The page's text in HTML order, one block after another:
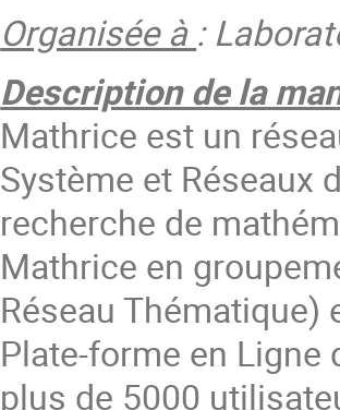
Organisée à :
Description de la
Mathrice est un
Système et Réseaux
recherche de
Mathrice en
Réseau Thématique)
Plate-forme en
plus de 5000